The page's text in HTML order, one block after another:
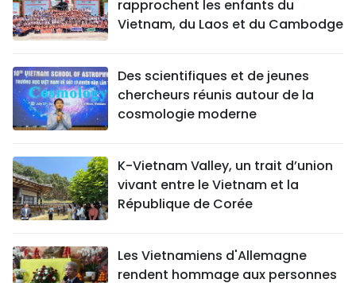
rapprochent les enfants du
Vietnam, du Laos et du Cambodge
Des scientifiques et de jeunes
chercheurs réunis autour de la
cosmologie moderne
K-Vietnam Valley, un trait d’union
vivant entre le Vietnam et la
République de Corée
Les Vietnamiens d'Allemagne
rendent hommage aux personnes